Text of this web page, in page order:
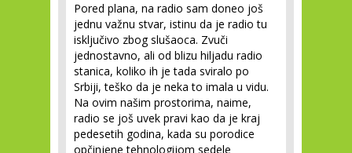
Pored plana, na radio sam doneo još
jednu važnu stvar, istinu da je radio tu
isključivo zbog slušaoca. Zvuči
jednostavno, ali od blizu hiljadu radio
stanica, koliko ih je tada sviralo po
Srbiji, teško da je neka to imala u vidu.
Na ovim našim prostorima, naime,
radio se još uvek pravi kao da je kraj
pedesetih godina, kada su porodice
opčinjene tehnologijom sedele